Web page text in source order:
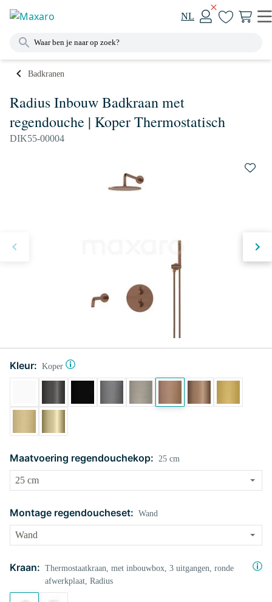
NL
Badkranen
Radius Inbouw Badkraan met
regendouche | Koper Thermostatisch
DIK55-00004
Kleur: Koper
Maatvoering regendouchekop: 25 cm
Montage regendoucheset: Wand
Kraan: Thermostaatkraan, met inbouwbox, 3 uitgangen, ronde
afwerkplaat, Radius